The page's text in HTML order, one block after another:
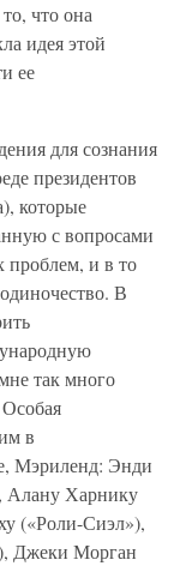
что она
идея этой
ее
для сознания
президентов
которые
с вопросами
проблем, и в то
В
так много
в
Мэриленд: Энди
Алану Харнику
(«Роли-Сиэл»),
Джеки Морган